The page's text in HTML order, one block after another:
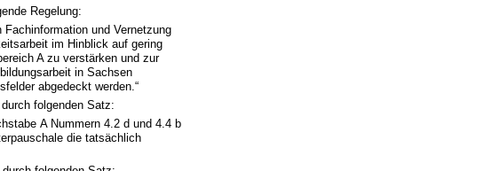
Regelung:
und Vernetzung
im Hinblick auf gering
A zu verstärken und zur
in Sachsen
abgedeckt werden.“
folgenden Satz:
A Nummern 4.2 d und 4.4 b
die tatsächlich